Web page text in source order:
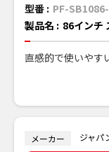
型番 : PF-
製品名 : 86インチ
直感的で使いやす
メーカー ジャパ